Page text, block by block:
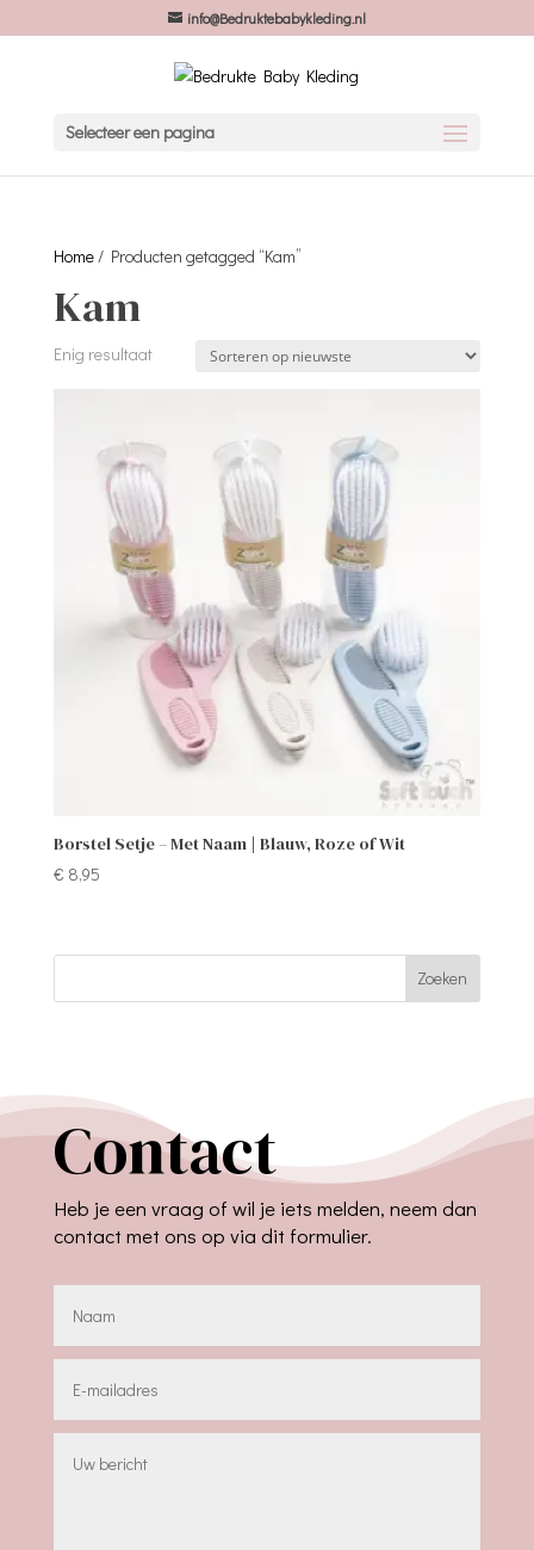
info@Bedruktebabykleding.nl
Selecteer een pagina
Home/ Producten getagged “Kam”
Kam
Enig resultaat
Borstel Setje – Met Naam | Blauw, Roze of Wit
€ 8,95
Zoeken
Contact
Heb je een vraag of wil je iets melden, neem dan
contact met ons op via dit formulier.